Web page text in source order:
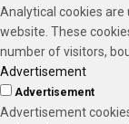
Analytical cookies
website. These
number of visitors,
Advertisement
Advertisement
Advertisement